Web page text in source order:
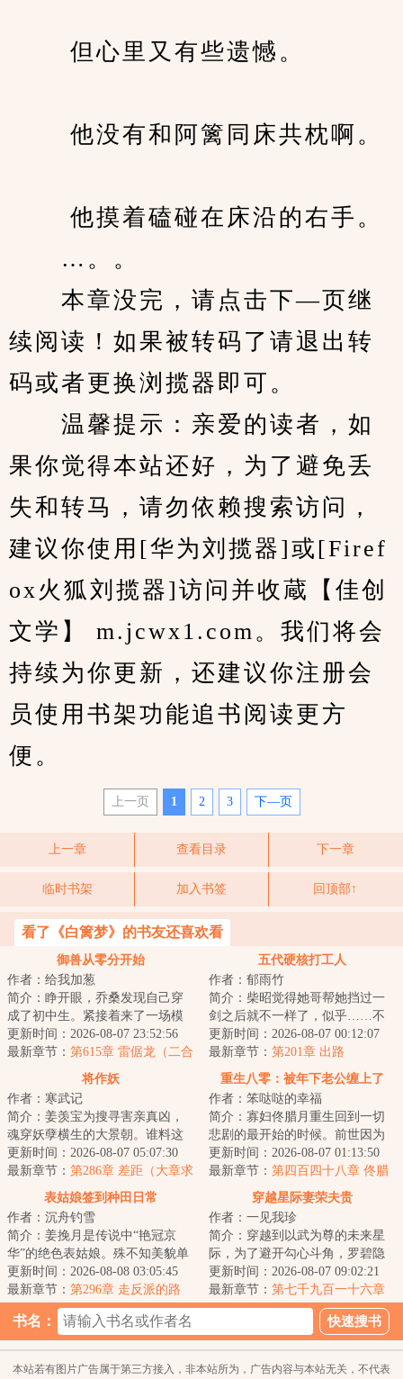
但心里又有些遗憾。
他没有和阿篱同床共枕啊。
他摸着磕碰在床沿的右手。
…。。
本章没完，请点击下—页继
续阅读！如果被转码了请退出转
码或者更换浏揽器即可。
温馨提示：亲爱的读者，如
果你觉得本站还好，为了避免丢
失和转马，请勿依赖搜索访问，
建议你使用[华为刘揽器]或[Firef
ox火狐刘揽器]访问并收蔵【佳创
文学】 m.jcwx1.com。我们将会
持续为你更新，还建议你注册会
员使用书架功能追书阅读更方
便。
上一页 1 2 3 下—页
上一章 查看目录 下一章
临时书架 加入书签 回顶部↑
看了《白篱梦》的书友还喜欢看
御兽从零分开始
作者：给我加葱
简介：睁开眼，乔桑发现自己穿
成了初中生。紧接着来了一场模
拟考。毕业她怕了吗？她怕
了……这考的都什么...
更新时间：2026-08-07 23:52:56
最新章节： 第615章 雷倨龙（二合
五代硬核打工人
作者：郁雨竹
简介：柴昭觉得她哥帮她挡过一
剑之后就不一样了，似乎……不
是他了。他总会说些郑先生都没
听过的，她听起...
更新时间：2026-08-07 00:12:07
最新章节： 第201章 出路
将作妖
作者：寒武记
简介：姜羡宝为搜寻害亲真凶，
魂穿妖孽横生的大景朝。谁料这
里破案，不看证据，只靠卦师！
这不巧了嘛？！...
更新时间：2026-08-07 05:07:30
最新章节： 第286章 差距（大章求
重生八零：被年下老公缠上了
作者：笨哒哒的幸福
简介：寡妇佟腊月重生回到一切
悲剧的最开始的时候。前世因为
改嫁宋大龙，踏上了一条不归
路。重生归来的第...
更新时间：2026-08-07 01:13:50
最新章节： 第四百四十八章 佟腊
月改变了我的一生
表姑娘签到种田日常
作者：沉舟钓雪
简介：姜挽月是传说中“艳冠京
华”的绝色表姑娘。殊不知美貌单
出从来都是死局。想打破死局，
要么有挂，要...
更新时间：2026-08-08 03:05:45
最新章节： 第296章 走反派的路
穿越星际妻荣夫贵
作者：一见我珍
简介：穿越到以武为尊的未来星
际，为了避开勾心斗角，罗碧隐
瞒了自己觉醒异能的事。谁知有
人不长眼非要找...
更新时间：2026-08-07 09:02:21
最新章节： 第七千九百一十六章
都要气笑了
书名：
本站若有图片广告属于第三方接入，非本站所为，广告内容与本站无关，不代表